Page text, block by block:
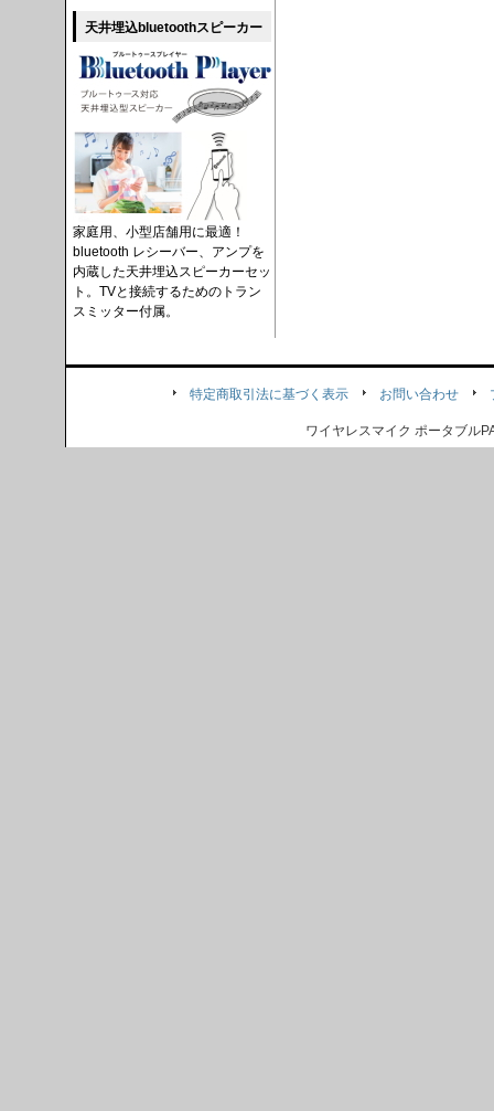
天井埋込bluetoothスピーカー
家庭用、小型店舗用に最適！
bluetooth レシーバー、アンプを
内蔵した天井埋込スピーカーセッ
ト。TVと接続するためのトラン
スミッター付属。
特定商取引法に基づく表示 お問い合わせ
ワイヤレスマイク ポータブル